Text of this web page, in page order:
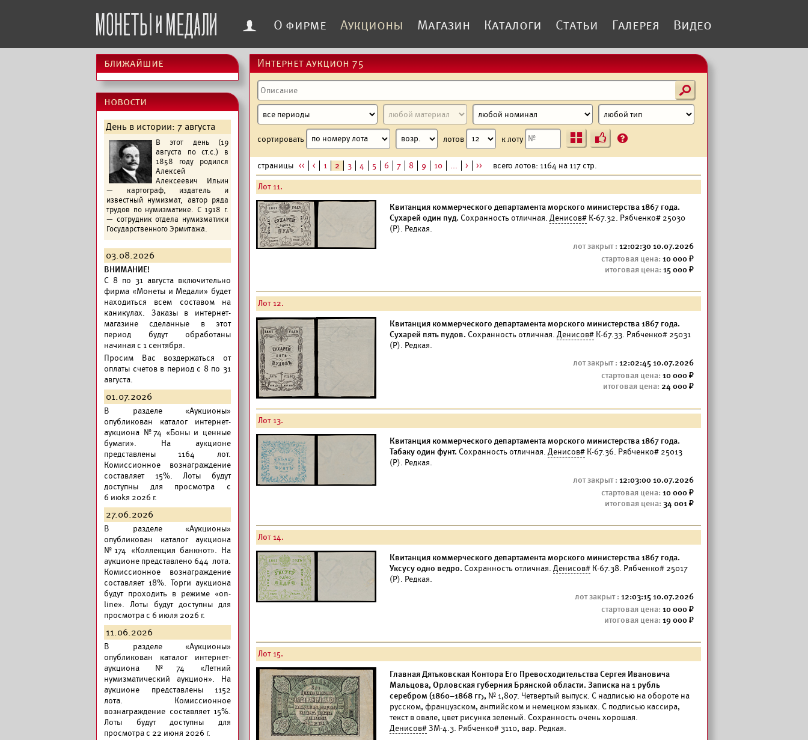
f О фирме Аукционы Магазин Каталоги Статьи Галерея Видео
ближайшие
новости
День в истории: 7 августа
В этот день (19
августа по ст.с.) в
1858 году родился
Алексей
Алексеевич Ильин
— картограф, издатель и
известный нумизмат, автор ряда
трудов по нумизматике. С 1918 г.
— сотрудник отдела нумизматики
Государственного Эрмитажа.
03.08.2026
ВНИМАНИЕ!
C 8 по 31 августа включительно
фирма «Монеты и Медали» будет
находиться всем составом на
каникулах. Заказы в интернет-
магазине сделанные в этот
период будут обработаны
начиная с 1 сентября.
Просим Вас воздержаться от
оплаты счетов в период с 8 по 31
августа.
01.07.2026
В разделе «Аукционы»
опубликован каталог интернет-
аукциона №74 «Боны и ценные
бумаги». На аукционе
представлены 1164 лот.
Комиссионное вознаграждение
составляет 15%. Лоты будут
доступны для просмотра с
6 июkя 2026 г.
27.06.2026
В разделе «Аукционы»
опубликован каталог аукциона
№174 «Коллекция банкнот». На
аукционе представлено 644 лота.
Комиссионное вознаграждение
составляет 18%. Торги аукциона
будут проходить в режиме «on-
line». Лоты будут доступны для
просмотра с 6 июля 2026 г.
11.06.2026
В разделе «Аукционы»
опубликован каталог интернет-
аукциона №74 «Летний
нумизматический аукцион». На
аукционе представлены 1152
лота. Комиссионное
вознаграждение составляет 15%.
Лоты будут доступны для
просмотра с 22 июня 2026 г.
Интернет аукцион 75
s
сортировать лотов к лоту Ъ ?
страницы << < 1 2 3 4 5 6 7 8 9 10 ... > >> всего лотов: 1164 на 117 стр.
Лот 11.
Квитанция коммерческого департамента морского министерства 1867 года.
Сухарей один пуд. Сохранность отличная. Денисов# К-67.32. Рябченко# 25030
(Р). Редкая.
12:02:30 10.07.2026
10 000
15 000
Лот 12.
Квитанция коммерческого департамента морского министерства 1867 года.
Сухарей пять пудов. Сохранность отличная. Денисов# К-67.33. Рябченко# 25031
(Р). Редкая.
12:02:45 10.07.2026
10 000
24 000
Лот 13.
Квитанция коммерческого департамента морского министерства 1867 года.
Табаку один фунт. Сохранность отличная. Денисов# К-67.36. Рябченко# 25013
(Р). Редкая.
12:03:00 10.07.2026
10 000
34 001
Лот 14.
Квитанция коммерческого департамента морского министерства 1867 года.
Уксусу одно ведро. Сохранность отличная. Денисов# К-67.38. Рябченко# 25017
(Р). Редкая.
12:03:15 10.07.2026
10 000
19 000
Лот 15.
Главная Дятьковская Контора Его Превосходительства Сергея Ивановича
Мальцова, Орловская губерния Брянской области. Записка на 1 рубль
серебром (1860–1868 гг), № 1,807. Четвертый выпуск. С надписью на обороте на
русском, французском, английском и немецком языках. С подписью кассира,
текст в овале, цвет рисунка зеленый. Сохранность очень хорошая.
Денисов#ЗМ-4.3. Рябченко# 3110, вар. Редкая.